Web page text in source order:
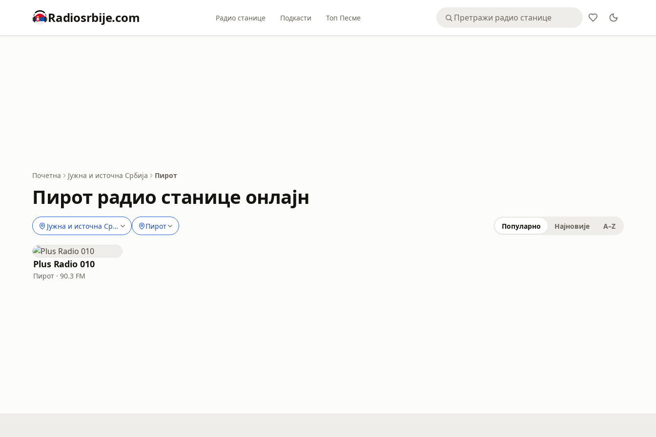
Radiosrbije.com Радио станице Подкасти Топ Песме
Почетна Јужна и источна Србија Пирот
Пирот радио станице онлајн
Јужна и источна Србија Пирот Популарно Најновије A–Z
Plus Radio 010
Пирот · 90.3 FM